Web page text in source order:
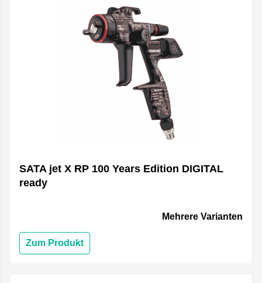
SATA jet X RP 100 Years Edition DIGITAL
ready
Mehrere Varianten
Zum Produkt